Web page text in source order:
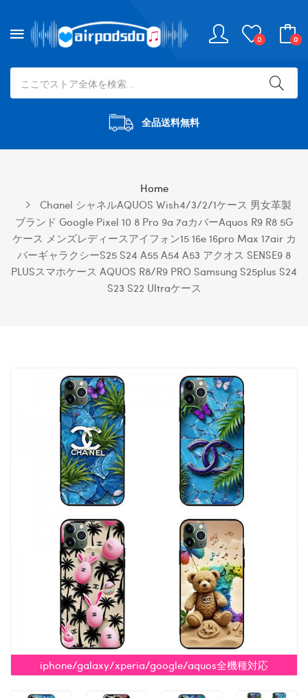
0 0
全品送料無料
Home
Chanel シャネルAQUOS Wish4/3/2/1ケース 男女革製
ブランド Google Pixel 10 8 Pro 9a 7aカバーaquos R9 R8 5G
ケース メンズレディースアイフォン15 16e 16pro Max 17air カ
バーギャラクシーs25 S24 A55 A54 A53 アクオス SENSE9 8
PLUSスマホケース AQUOS R8/R9 PRO Samsung S25plus S24
S23 S22 Ultraケース
iphone/galaxy/xperia/google/aquos全機種対応